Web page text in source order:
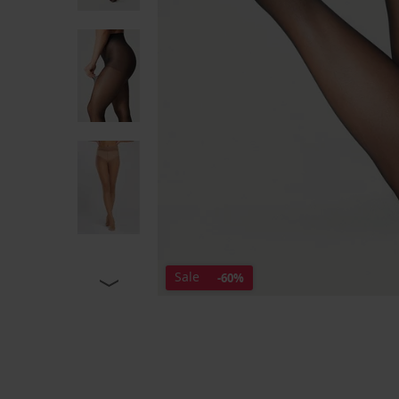
Sale -60%